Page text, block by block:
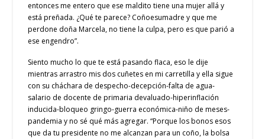
entonces me entero que ese maldito tiene una mujer allá y
está preñada. ¿Qué te parece? Coñoesumadre y que me
perdone doña Marcela, no tiene la culpa, pero es que parió a
ese engendro”.
Siento mucho lo que te está pasando flaca, eso le dije
mientras arrastro mis dos cuñetes en mi carretilla y ella sigue
con su cháchara de despecho-decepción-falta de agua-
salario de docente de primaria devaluado-hiperinflación
inducida-bloqueo gringo-guerra económica-niño de meses-
pandemia y no sé qué más agregar. “Porque los bonos esos
que da tu presidente no me alcanzan para un coño, la bolsa